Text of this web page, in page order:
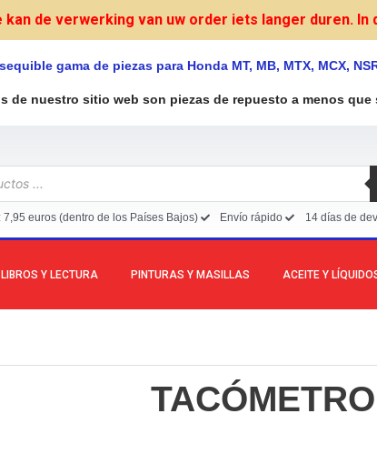
de verwerking van uw order iets langer duren.
gama de piezas para Honda MT, MB, MTX, MCX,
de nuestro sitio web son piezas de repuesto a menos
7,95 euros (dentro de los Países Bajos) Envío rápido 14 días de
LIBROS Y LECTURA PINTURAS Y MASILLAS ACEITE Y
TACÓMETRO